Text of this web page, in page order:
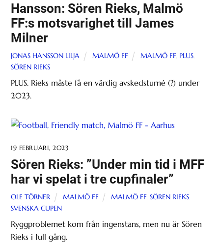
Hansson: Sören Rieks, Malmö
FF:s motsvarighet till James
Milner
JONAS HANSSON LILJA MALMÖ FF MALMÖ FF, PLUS,
SÖREN RIEKS
PLUS. Rieks måste få en värdig avskedsturné (?) under
2023.
19 FEBRUARI, 2023
Sören Rieks: ”Under min tid i MFF
har vi spelat i tre cupfinaler”
OLE TÖRNER MALMÖ FF MALMÖ FF,SÖREN RIEKS,
SVENSKA CUPEN
Ryggproblemet kom från ingenstans, men nu är Sören
Rieks i full gång.